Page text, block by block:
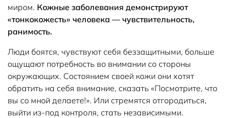
миром. Кожные заболевания демонстрируют
«тонкокожесть» человека — чувствительность,
ранимость.
Люди боятся, чувствуют себя беззащитными, больше
ощущают потребность во внимании со стороны
окружающих. Состоянием своей кожи они хотят
обратить на себя внимание, сказать «Посмотрите, что
вы со мной делаете!». Или стремятся отгородиться,
выйти из-под контроля, стать независимыми.